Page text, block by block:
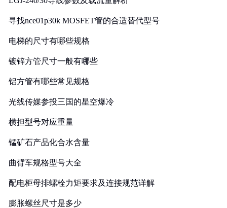
寻找nce01p30k MOSFET管的合适替代型号
电梯的尺寸有哪些规格
镀锌方管尺寸一般有哪些
铝方管有哪些常见规格
光线传媒参投三国的星空爆冷
横担型号对应重量
锰矿石产品化合水含量
曲臂车规格型号大全
配电柜母排螺栓力矩要求及连接规范详解
膨胀螺丝尺寸是多少